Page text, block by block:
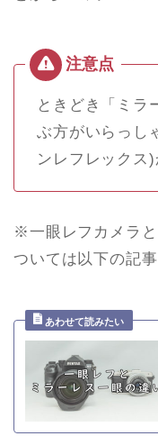
ときどき「ミラ
ぶ方がいらっし
ンレフレックス)
※一眼レフカメラ
ついては以下の記